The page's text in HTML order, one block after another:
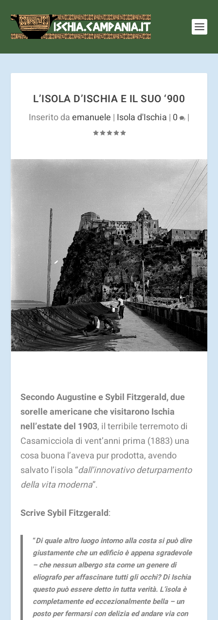
L’ISOLA D’ISCHIA E IL SUO ‘900
Inserito daemanuele | Isola d'Ischia | 0 |
Secondo Augustine e Sybil Fitzgerald, due
sorelle americane che visitarono Ischia
nell’estate del 1903, il terribile terremoto di
Casamicciola di vent’anni prima (1883) una
cosa buona l’aveva pur prodotta, avendo
salvato l’isola “dall’innovativo deturpamento
della vita moderna”.
Scrive Sybil Fitzgerald:
“Di quale altro luogo intorno alla costa si può dire
giustamente che un edificio è appena sgradevole
– che nessun albergo sta come un genere di
eliografo per affascinare tutti gli occhi? Di Ischia
questo può essere detto in tutta verità. L’isola è
completamente ed eccezionalmente bella – un
posto per fermarsi con delizia ed andare via con
tali servizi, accetti l'utilizzo dei cookie.
Ulteriori
informazioni
OK